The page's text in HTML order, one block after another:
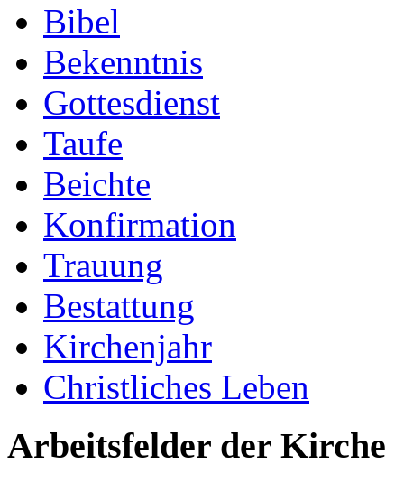
Bibel
Bekenntnis
Gottesdienst
Taufe
Beichte
Konfirmation
Trauung
Bestattung
Kirchenjahr
Christliches Leben
Arbeitsfelder der Kirche